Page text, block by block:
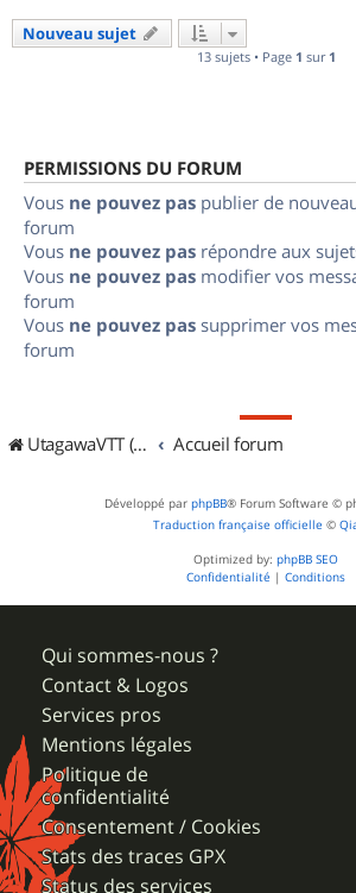
Nouveau sujet
13 sujets • Page 1 sur 1
PERMISSIONS DU FORUM
Vous ne pouvez pas publier de
forum
Vous ne pouvez pas répondre aux
Vous ne pouvez pas modifier vos
forum
Vous ne pouvez pas supprimer vos
forum
UtagawaVTT (Randos VTT et VTTAE avec traces GPS) Accueil forum
Développé par phpBB® Forum Software ©
Traduction française officielle ©
Optimized by: phpBB SEO
Confidentialité | Conditions
Qui sommes-nous ?
Contact & Logos
Services pros
Mentions légales
Politique de
confidentialité
Consentement / Cookies
Stats des traces GPX
Status des services